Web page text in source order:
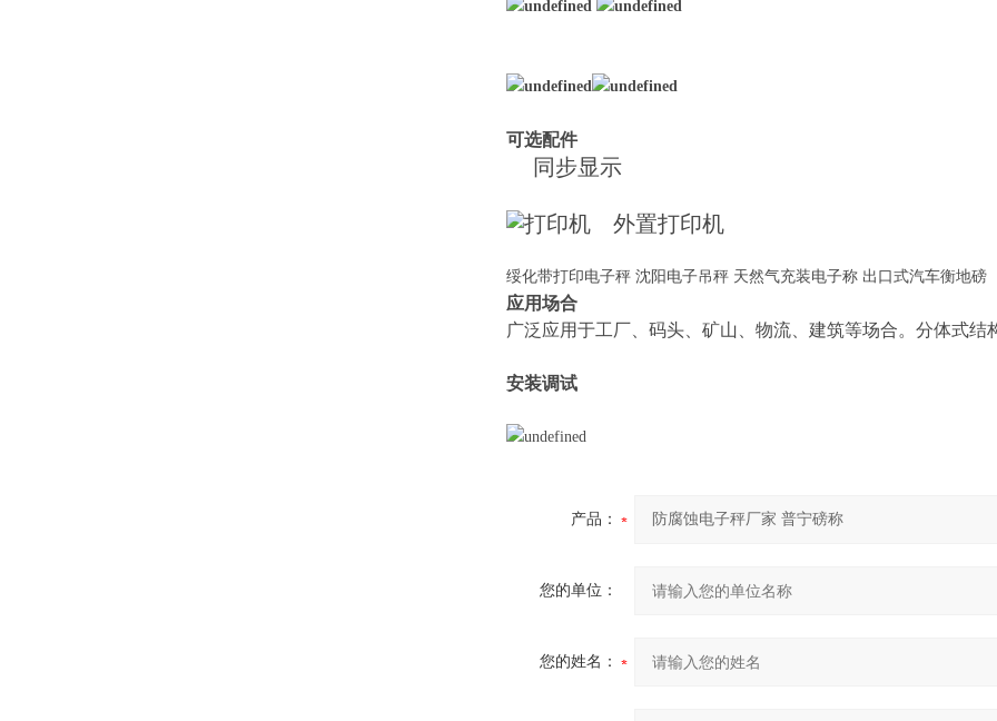
可选配件
同步显示
外置打印机
绥化带打印电子秤 沈阳电子吊秤 天然气充装电子称 出口式汽车衡地磅
应用场合
广泛应用于工厂、码头、矿山、物流、建筑等场合。分体式结
安装调试
产品：
您的单位：
您的姓名：